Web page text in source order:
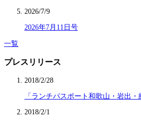
2026/7/9
2026年7月11日号
一覧
プレスリリース
2018/2/28
「ランチパスポート和歌山・岩出
2018/2/1